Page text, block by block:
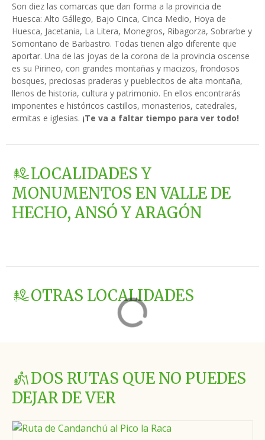
Son diez las comarcas que dan forma a la provincia de
Huesca: Alto Gállego, Bajo Cinca, Cinca Medio, Hoya de
Huesca, Jacetania, La Litera, Monegros, Ribagorza, Sobrarbe y
Somontano de Barbastro. Todas tienen algo diferente que
aportar. Una de las joyas de la corona de la provincia oscense
es su Pirineo, con grandes montañas y macizos, frondosos
bosques, preciosas praderas y pueblecitos de alta montaña,
llenos de historia, cultura y patrimonio. En ellos encontrarás
imponentes e históricos castillos, monasterios, catedrales,
ermitas e iglesias. ¡Te va a faltar tiempo para ver todo!
LOCALIDADES Y
MONUMENTOS EN VALLE DE
HECHO, ANSÓ Y ARAGÓN
OTRAS LOCALIDADES
DOS RUTAS QUE NO PUEDES
DEJAR DE VER